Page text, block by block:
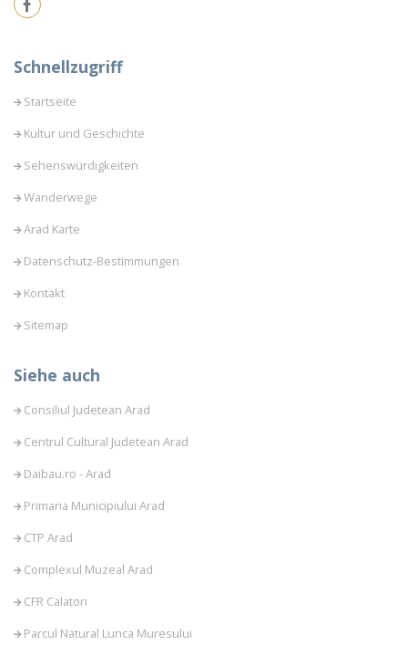
Schnellzugriff
Startseite
Kultur und Geschichte
Sehenswürdigkeiten
Wanderwege
Arad Karte
Datenschutz-Bestimmungen
Kontakt
Sitemap
Siehe auch
Consiliul Judetean Arad
Centrul Cultural Judetean Arad
Daibau.ro - Arad
Primaria Municipiului Arad
CTP Arad
Complexul Muzeal Arad
CFR Calatori
Parcul Natural Lunca Muresului